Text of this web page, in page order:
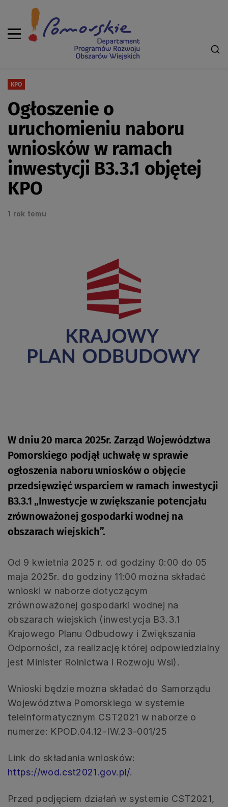
KPO
Ogłoszenie o
uruchomieniu naboru
wniosków w ramach
inwestycji B3.3.1 objętej
KPO
1 rok temu
W dniu 20 marca 2025r. Zarząd Województwa
Pomorskiego podjął uchwałę w sprawie
ogłoszenia naboru wniosków o objęcie
przedsięwzięć wsparciem w ramach inwestycji
B3.3.1 „Inwestycje w zwiększanie potencjału
zrównoważonej gospodarki wodnej na
obszarach wiejskich”.
Od 9 kwietnia 2025 r. od godziny 0:00 do 05
maja 2025r. do godziny 11:00 można składać
wnioski w naborze dotyczącym
zrównoważonej gospodarki wodnej na
obszarach wiejskich (inwestycja B3.3.1
Krajowego Planu Odbudowy i Zwiększania
Odporności, za realizację której odpowiedzialny
jest Minister Rolnictwa i Rozwoju Wsi).
Wnioski będzie można składać do Samorządu
Województwa Pomorskiego w systemie
teleinformatycznym CST2021 w naborze o
numerze: KPOD.04.12-IW.23-001/25
Link do składania wniosków:
https://wod.cst2021.gov.pl/.
Przed podjęciem działań w systemie CST2021,